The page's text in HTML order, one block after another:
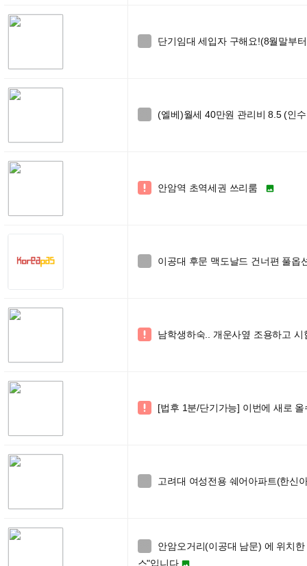
단기임대 세입자 구해요!(8월말부
(엘베)월세 40만원 관리비 8.5 (인
 안암역 초역세권 쓰리룸 
이공대 후문 맥도날드 건너편 풀옵
 남학생하숙.. 개운사옆 조용하고 시
 [법후 1분/단기가능] 이번에 새로
고려대 여성전용 쉐어아파트(한신
안암오거리(이공대 남문) 에 위치
스"입니다 